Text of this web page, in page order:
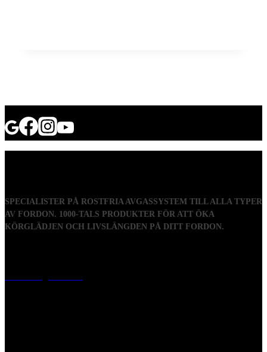
SPECIALISTER PÅ ROSTFRIA AVGASSYSTEM TILL ALLA TYPER
AV FORDON. 1000-TALS PRODUKTER FÖR ATT ÖKA
KÖRGLÄDJEN OCH LIVSLÄNGDEN PÅ DITT FORDON.